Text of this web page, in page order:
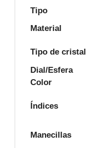
Tipo
Material
Tipo de cristal
Dial/Esfera
Color
Índices
Manecillas